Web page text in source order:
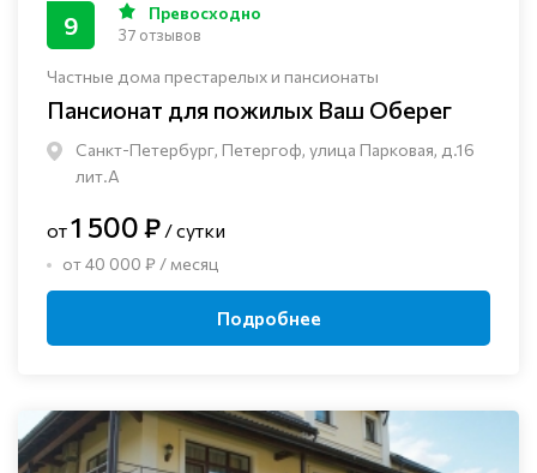
Частные дома престарелых и пансионаты
Пансионат для пожилых Ваш Оберег
Санкт-Петербург, Петергоф, улица Парковая, д.16
лит.А
9 Превосходно
37 отзывов
от1 500 ₽ / сутки
от 40 000 ₽ / месяц
Подробнее